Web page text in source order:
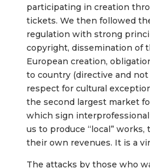
participating in creation
tickets. We then followed
regulation with strong
copyright, dissemination of
European creation,
to country (directive and not
respect for cultural
the second largest market
which sign
us to produce “local”
their own revenues. It is a
The attacks by those who